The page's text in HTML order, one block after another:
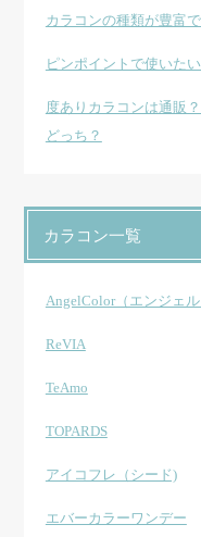
カラコンの種類が豊富
ピンポイントで使いた
度ありカラコンは通販
どっち？
カラコン一覧
AngelColor（エンジェル
ReVIA
TeAmo
TOPARDS
アイコフレ（シード)
エバーカラーワンデー